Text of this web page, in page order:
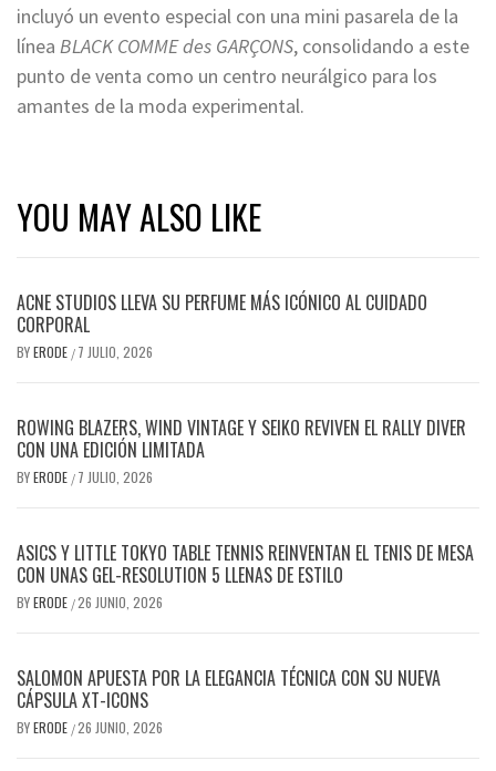
incluyó un evento especial con una mini pasarela de la
línea BLACK COMME des GARÇONS, consolidando a este
punto de venta como un centro neurálgico para los
amantes de la moda experimental.
YOU MAY ALSO LIKE
ACNE STUDIOS LLEVA SU PERFUME MÁS ICÓNICO AL CUIDADO
CORPORAL
BYERODE / 7 JULIO, 2026
ROWING BLAZERS, WIND VINTAGE Y SEIKO REVIVEN EL RALLY DIVER
CON UNA EDICIÓN LIMITADA
BYERODE / 7 JULIO, 2026
ASICS Y LITTLE TOKYO TABLE TENNIS REINVENTAN EL TENIS DE MESA
CON UNAS GEL-RESOLUTION 5 LLENAS DE ESTILO
BYERODE /26 JUNIO, 2026
SALOMON APUESTA POR LA ELEGANCIA TÉCNICA CON SU NUEVA
CÁPSULA XT-ICONS
BYERODE /26 JUNIO, 2026